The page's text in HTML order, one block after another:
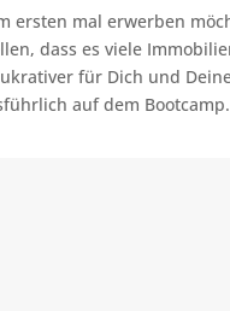
ersten mal erwerben
dass es viele
für Dich und
auf dem Bootcamp.